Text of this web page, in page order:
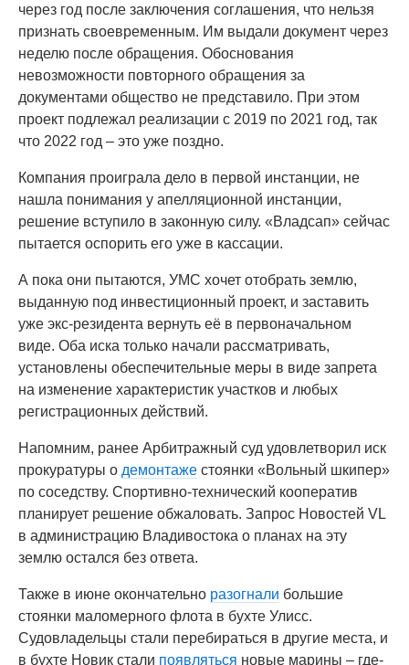
через год после заключения соглашения, что нельзя
признать своевременным. Им выдали документ через
неделю после обращения. Обоснования
невозможности повторного обращения за
документами общество не представило. При этом
проект подлежал реализации с 2019 по 2021 год, так
что 2022 год – это уже поздно.
Компания проиграла дело в первой инстанции, не
нашла понимания у апелляционной инстанции,
решение вступило в законную силу. «Владсап» сейчас
пытается оспорить его уже в кассации.
А пока они пытаются, УМС хочет отобрать землю,
выданную под инвестиционный проект, и заставить
уже экс-резидента вернуть её в первоначальном
виде. Оба иска только начали рассматривать,
установлены обеспечительные меры в виде запрета
на изменение характеристик участков и любых
регистрационных действий.
Напомним, ранее Арбитражный суд удовлетворил иск
прокуратуры о демонтаже стоянки «Вольный шкипер»
по соседству. Спортивно-технический кооператив
планирует решение обжаловать. Запрос Новостей VL
в администрацию Владивостока о планах на эту
землю остался без ответа.
Также в июне окончательно разогнали большие
стоянки маломерного флота в бухте Улисс.
Судовладельцы стали перебираться в другие места, и
в бухте Новик стали появляться новые марины – где-